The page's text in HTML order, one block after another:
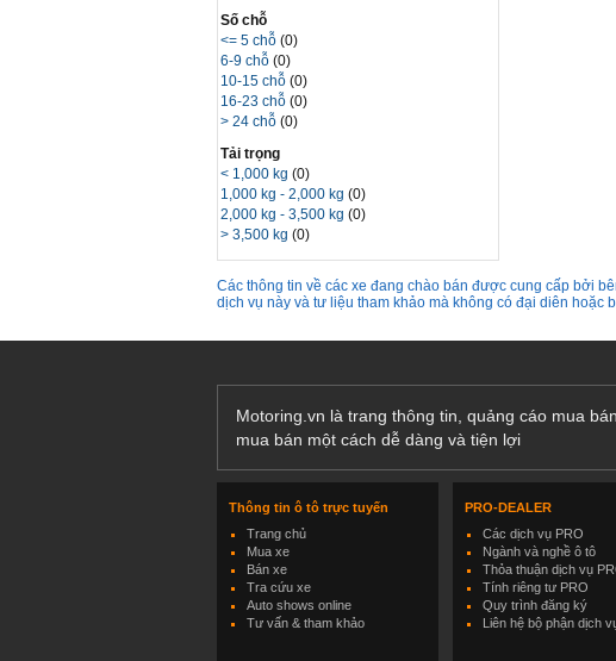
Số chỗ
<= 5 chỗ(0)
6-9 chỗ(0)
10-15 chỗ(0)
16-23 chỗ(0)
> 24 chỗ(0)
Tải trọng
< 1,000 kg(0)
1,000 kg - 2,000 kg(0)
2,000 kg - 3,500 kg(0)
> 3,500 kg(0)
Các thông tin về các xe đang chào bán được cung cấp bởi
dịch vụ này và tư liệu tham khảo mà không có đại diên hoặc
Motoring.vn là trang thông tin, quảng cáo mua
mua bán một cách dễ dàng và tiện lợi
Thông tin ô tô trực tuyến
Trang chủ
Mua xe
Bán xe
Tra cứu xe
Auto shows online
Tư vấn & tham khảo
PRO-DEALER
Các dịch vụ PRO
Ngành và nghề ô tô
Thỏa thuận dịch vụ
Tính riêng tư PRO
Quy trình đăng ký
Liên hệ bộ phận dịch